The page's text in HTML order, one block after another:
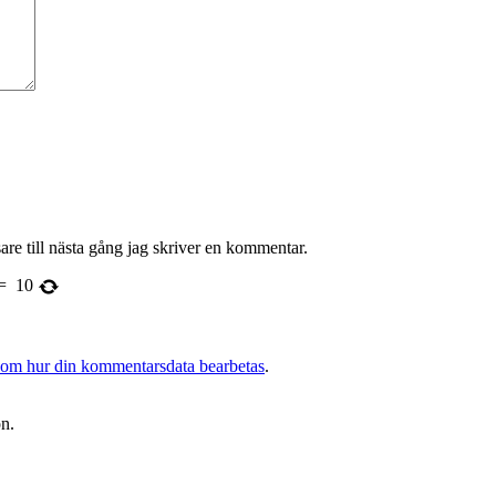
till nästa gång jag skriver en kommentar.
10
hur din kommentarsdata bearbetas.